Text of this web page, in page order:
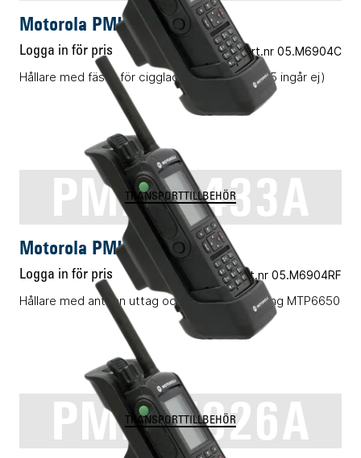
Motorola PMLN6432A
Logga in för pris Vårt art.nr 05.M6904C
Hållare med fäste för ciggladdkabel (05.R3905 ingår ej)
PMLN6433A
TRANSPORTTILLBEHÖR
Motorola PMLN6433A
Logga in för pris Vårt art.nr 05.M6904RF
Hållare med antenn uttag och uttag för laddning MTP6650
PMLN7026A
TRANSPORTTILLBEHÖR